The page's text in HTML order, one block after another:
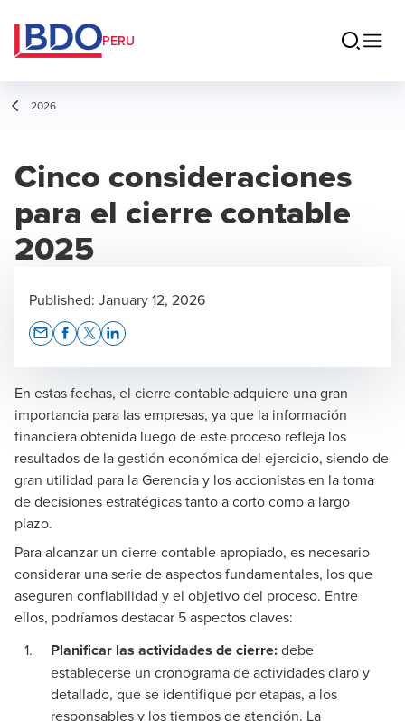
PERU
2026
Cinco consideraciones
para el cierre contable
2025
En estas fechas, el cierre contable adquiere una gran
importancia para las empresas, ya que la información
financiera obtenida luego de este proceso refleja los
resultados de la gestión económica del ejercicio, siendo de
gran utilidad para la Gerencia y los accionistas en la toma
de decisiones estratégicas tanto a corto como a largo
plazo.
Para alcanzar un cierre contable apropiado, es necesario
considerar una serie de aspectos fundamentales, los que
aseguren confiabilidad y el objetivo del proceso. Entre
ellos, podríamos destacar 5 aspectos claves:
Planificar las actividades de cierre:debe
establecerse un cronograma de actividades claro y
detallado, que se identifique por etapas, a los
responsables y los tiempos de atención. La
Published: January 12, 2026